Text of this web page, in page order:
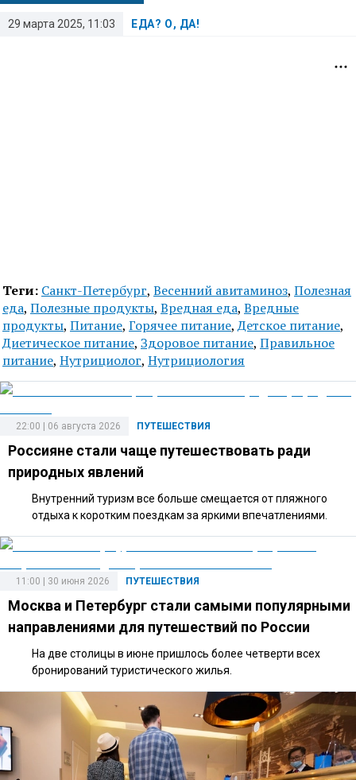
29 марта 2025, 11:03 ЕДА? О, ДА!
Теги: Санкт-Петербург, Весенний авитаминоз, Полезная
еда, Полезные продукты, Вредная еда, Вредные
продукты, Питание, Горячее питание,Детское питание,
Диетическое питание, Здоровое питание, Правильное
питание, Нутрициолог, Нутрициология
ПУТЕШЕСТВИЯ
22:00 | 06 августа 2026
Россияне стали чаще путешествовать ради
природных явлений
Внутренний туризм все больше смещается от пляжного
отдыха к коротким поездкам за яркими впечатлениями.
ПУТЕШЕСТВИЯ
11:00 | 30 июня 2026
Москва и Петербург стали самыми популярными
направлениями для путешествий по России
На две столицы в июне пришлось более четверти всех
бронирований туристического жилья.